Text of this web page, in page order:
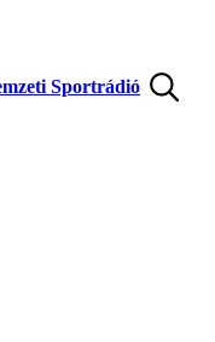
Sportrádió